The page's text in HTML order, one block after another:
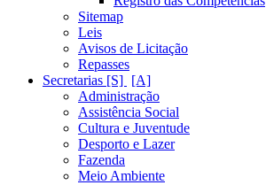
Sitemap
Leis
Avisos de Licitação
Repasses
Secretarias [S]
Administração
Assistência Social
Cultura e Juventude
Desporto e Lazer
Fazenda
Meio Ambiente